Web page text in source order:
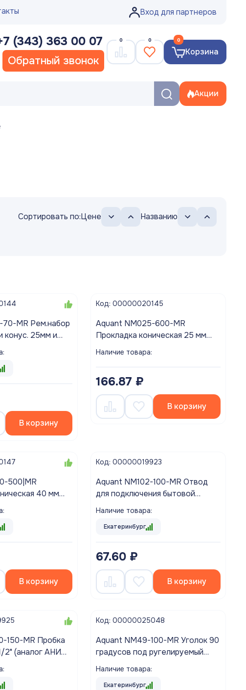
Вход для партнеров
(343) 363 00 07
Обратный звонок
0 0
Корзина
0
Акции
Сортировать по:Цене
Названию
конус. 25мм и
б/с; 1 1/2"
В корзину
Код: 00000020145
Aquant NM025-600-MR
Прокладка коническая 25 мм
(цена за спайку 50 шт.)
Наличие товара:
166.87 ₽
В корзину
500|MR
40 мм
50 шт.)
В корзину
Код: 00000019923
Aquant NM102-100-MR Отвод
для подключения бытовой
техники 1 1/2"*40 (аналог АНИ
Наличие товара:
Екатеринбург
67.60 ₽
В корзину
150-MR Пробка
2" (аналог АНИ
Код: 00000025048
Aquant NM49-100-MR Уголок 90
градусов под ругелируемый
сифон для ванны, плоская
Наличие товара:
Екатеринбург